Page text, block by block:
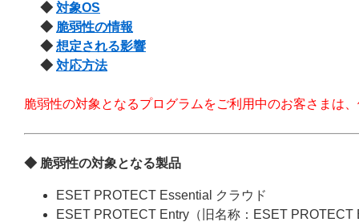
◆ 対象OS
◆ 脆弱性の情報
◆ 想定される影響
◆ 対応方法
脆弱性の対象となるプログラムをご利用中のお客さまは
◆ 脆弱性の対象となる製品
ESET PROTECT Essential クラウド
ESET PROTECT Entry（旧名称：ESET PROTECT